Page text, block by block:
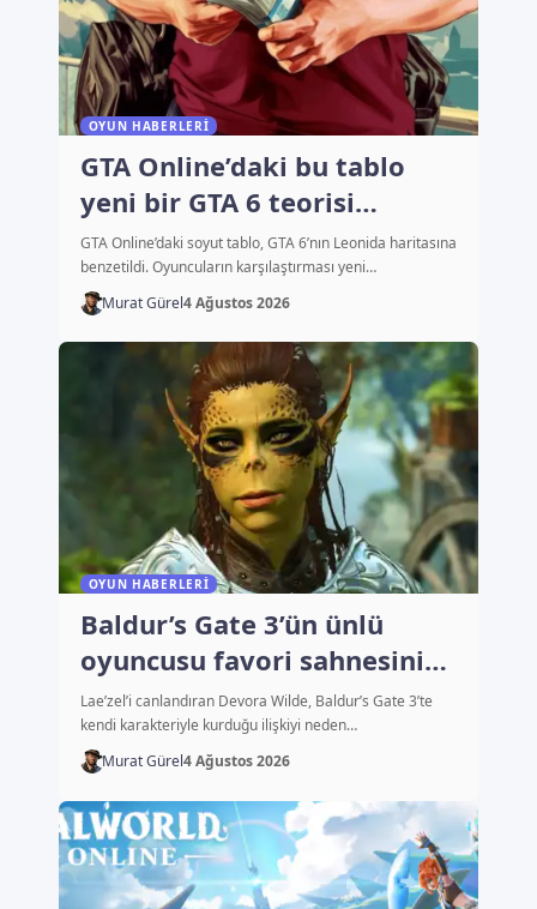
OYUN HABERLERI
GTA Online’daki bu tablo
yeni bir GTA 6 teorisi
başlattı
GTA Online’daki soyut tablo, GTA 6’nın Leonida haritasına
benzetildi. Oyuncuların karşılaştırması yeni…
Murat Gürel4 Ağustos 2026
OYUN HABERLERI
Baldur’s Gate 3’ün ünlü
oyuncusu favori sahnesini
açıkladı
Lae’zel’i canlandıran Devora Wilde, Baldur’s Gate 3’te
kendi karakteriyle kurduğu ilişkiyi neden…
Murat Gürel4 Ağustos 2026